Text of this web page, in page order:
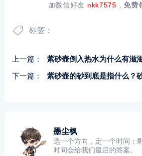
加微信好友 nkk7575 ，免费
标签：
上一篇：
紫砂壶倒入热水为什么有滋
下一篇：
紫砂壶的砂到底是指什么？砂就
墨尘枫
选一个方向，定一个时间；
时间会给我们最后的答案。